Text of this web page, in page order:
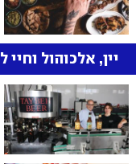
יין, אלכוהול וחיי